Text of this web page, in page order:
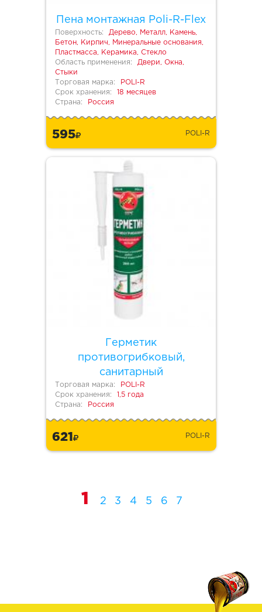
Пена монтажная Poli-R-Flex
Поверхность:
Дерево, Металл, Камень,
Бетон, Кирпич, Минеральные основания,
Пластмасса, Керамика, Стекло
Область применения:
Двери, Окна,
Стыки
Торговая марка:
POLI-R
Срок хранения:
18 месяцев
Страна:
Россия
595 POLI-R
Герметик
противогрибковый,
санитарный
Торговая марка:
POLI-R
Срок хранения:
1,5 года
Страна:
Россия
621 POLI-R
1 2 3 4 5 6 7